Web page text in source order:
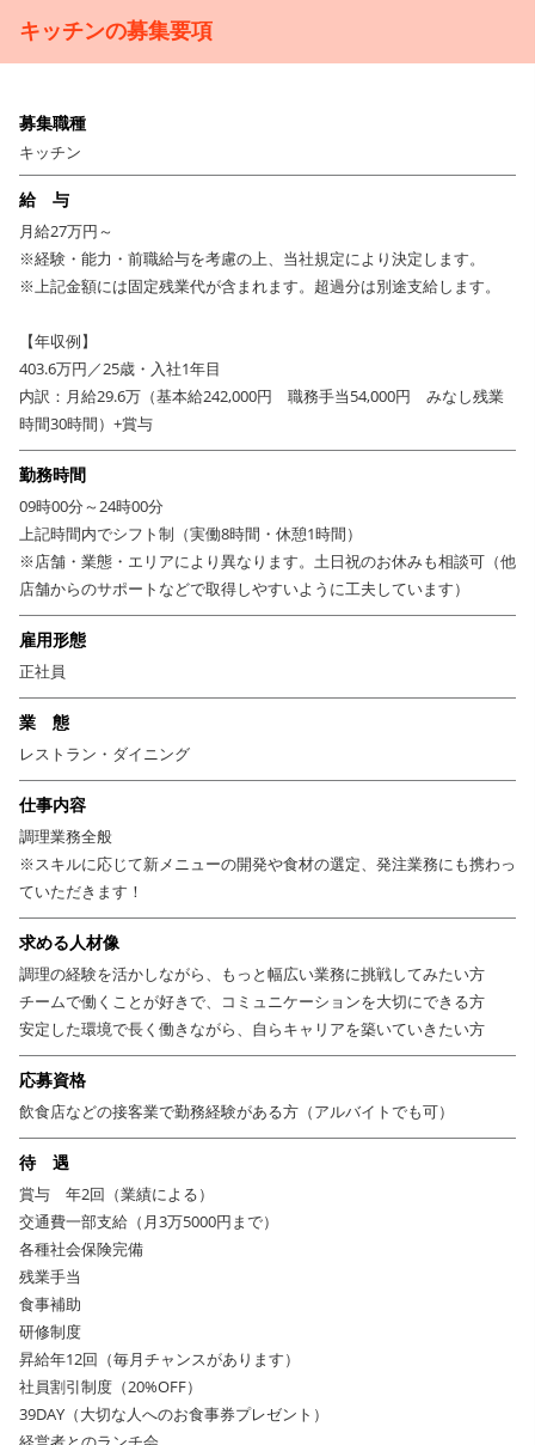
に応じて、新メニューの開発や食材の選定、発注・在庫管理などにも関わ
っていただきます。チームで協力しながら、店舗の魅力を料理面から支え
め、これまでの経験を活かしつつ、創作にも挑戦できる環境が整っていま
す。
安定と挑戦が両立する職場。将来は自らキャリアを描けま
す。
昇給はなんと年12回のチャンスがあり、1年目からしっかり評価される仕
組みです。年間休日110日＋年3回の5連休制度で、プライベートも大切に
できます。希望勤務地や転勤の有無も選択可能。社内研修制度「KICHIRI
は料理長やブランド立ち上げなど、幅広いキャリアを自分で選べます。
キッチンの募集要項
募集職種
キッチン
給 与
月給27万円～
※経験・能力・前職給与を考慮の上、当社規定により決定します。
※上記金額には固定残業代が含まれます。超過分は別途支給します。
【年収例】
403.6万円／25歳・入社1年目
内訳：月給29.6万（基本給242,000円 職務手当54,000円 みなし残業
時間30時間）+賞与
勤務時間
09時00分～24時00分
上記時間内でシフト制（実働8時間・休憩1時間）
※店舗・業態・エリアにより異なります。土日祝のお休みも相談可（他
店舗からのサポートなどで取得しやすいように工夫しています）
雇用形態
正社員
業 態
レストラン・ダイニング
仕事内容
調理業務全般
※スキルに応じて新メニューの開発や食材の選定、発注業務にも携わっ
ていただきます！
求める人材像
調理の経験を活かしながら、もっと幅広い業務に挑戦してみたい方
チームで働くことが好きで、コミュニケーションを大切にできる方
安定した環境で長く働きながら、自らキャリアを築いていきたい方
応募資格
飲食店などの接客業で勤務経験がある方（アルバイトでも可）
待 遇
賞与 年2回（業績による）
交通費一部支給（月3万5000円まで）
各種社会保険完備
残業手当
食事補助
研修制度
昇給年12回（毎月チャンスがあります）
社員割引制度（20%OFF）
39DAY（大切な人へのお食事券プレゼント）